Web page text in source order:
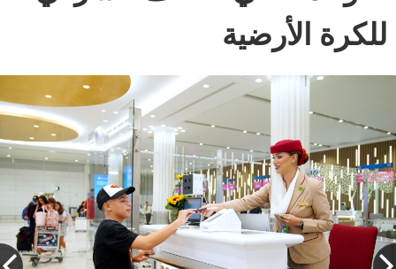
للكرة الأرضية